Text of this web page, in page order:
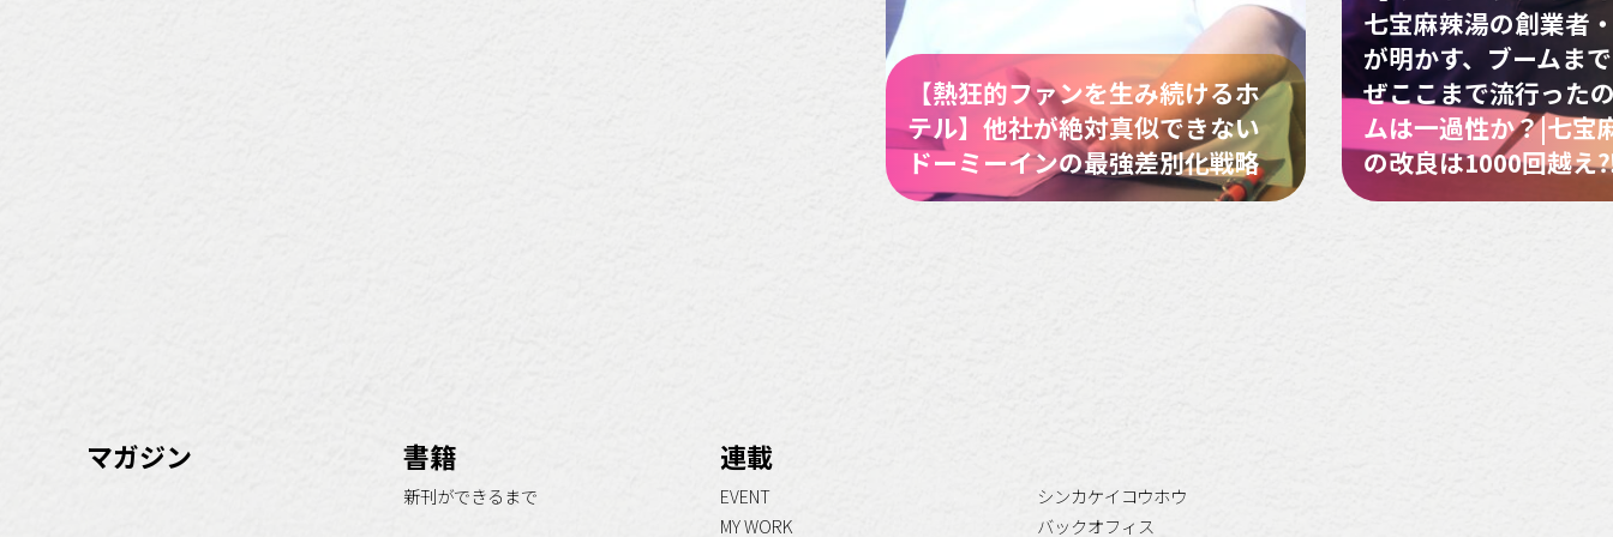
【熱狂的ファンを生み続けるホ
テル】他社が絶対真似できない
ドーミーインの最強差別化戦略
七宝麻辣湯の創業者
が明かす、ブームま
ぜここまで流行った
ムは一過性か？|七宝
の改良は1000回越え
マガジン 書籍
新刊ができるまで
連載
EVENT
MY WORK
シンカケイコウホウ
バックオフィス